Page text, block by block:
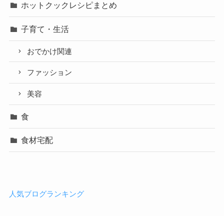
ホットクックレシピまとめ
子育て・生活
おでかけ関連
ファッション
美容
食
食材宅配
人気ブログランキング